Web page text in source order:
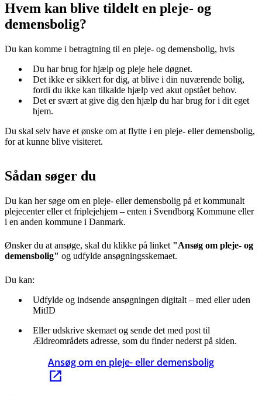
Hvem kan blive tildelt en pleje- og
demensbolig?
Du kan komme i betragtning til en pleje- og demensbolig, hvis
Du har brug for hjælp og pleje hele døgnet.
Det ikke er sikkert for dig, at blive i din nuværende bolig,
fordi du ikke kan tilkalde hjælp ved akut opstået behov.
Det er svært at give dig den hjælp du har brug for i dit eget
hjem.
Du skal selv have et ønske om at flytte i en pleje- eller demensbolig,
for at kunne blive visiteret.
Sådan søger du
Du kan her søge om en pleje- eller demensbolig på et kommunalt
plejecenter eller et friplejehjem – enten i Svendborg Kommune eller
i en anden kommune i Danmark.
Ønsker du at ansøge, skal du klikke på linket "Ansøg om pleje- og
demensbolig" og udfylde ansøgningsskemaet.
Du kan:
Udfylde og indsende ansøgningen digitalt – med eller uden
MitID
Eller udskrive skemaet og sende det med post til
Ældreområdets adresse, som du finder nederst på siden.
Ansøg om en pleje- eller demensbolig